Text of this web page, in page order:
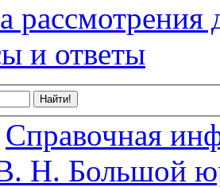
рассмотрения
и ответы
Справочная
Н. Большой